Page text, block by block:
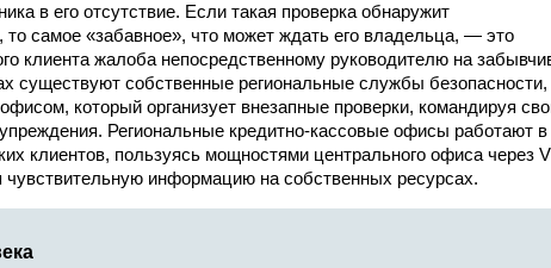
в его отсутствие. Если такая проверка обнаружит
то самое «забавное», что может ждать его владельца, — это
клиента жалоба непосредственному руководителю на
существуют собственные региональные службы безопасности,
который организует внезапные проверки, командируя
Региональные кредитно-кассовые офисы работают в
клиентов, пользуясь мощностями центрального офиса через
чувствительную информацию на собственных ресурсах.